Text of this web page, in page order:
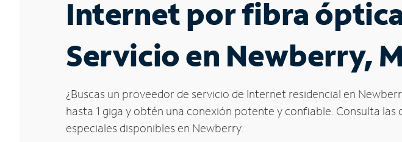
Internet por fibra
Servicio en Newberry,
¿Buscas un proveedor de servicio de Internet residencial en
hasta 1 giga y obtén una conexión potente y confiable. Consulta
especiales disponibles en Newberry.